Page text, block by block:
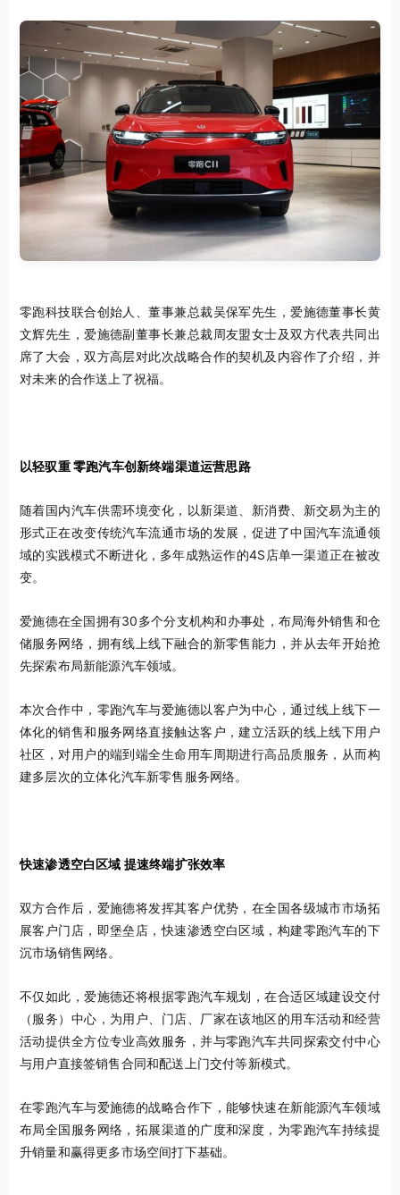
零跑科技联合创始人、董事兼总裁吴保军先生，爱施德董事长黄
文辉先生，爱施德副董事长兼总裁周友盟女士及双方代表共同出
席了大会，双方高层对此次战略合作的契机及内容作了介绍，并
对未来的合作送上了祝福。
以轻驭重 零跑汽车创新终端渠道运营思路
随着国内汽车供需环境变化，以新渠道、新消费、新交易为主的
形式正在改变传统汽车流通市场的发展，促进了中国汽车流通领
域的实践模式不断进化，多年成熟运作的4S店单一渠道正在被改
变。
爱施德在全国拥有30多个分支机构和办事处，布局海外销售和仓
储服务网络，拥有线上线下融合的新零售能力，并从去年开始抢
先探索布局新能源汽车领域。
本次合作中，零跑汽车与爱施德以客户为中心，通过线上线下一
体化的销售和服务网络直接触达客户，建立活跃的线上线下用户
社区，对用户的端到端全生命用车周期进行高品质服务，从而构
建多层次的立体化汽车新零售服务网络。
快速渗透空白区域 提速终端扩张效率
双方合作后，爱施德将发挥其客户优势，在全国各级城市市场拓
展客户门店，即堡垒店，快速渗透空白区域，构建零跑汽车的下
沉市场销售网络。
不仅如此，爱施德还将根据零跑汽车规划，在合适区域建设交付
（服务）中心，为用户、门店、厂家在该地区的用车活动和经营
活动提供全方位专业高效服务，并与零跑汽车共同探索交付中心
与用户直接签销售合同和配送上门交付等新模式。
在零跑汽车与爱施德的战略合作下，能够快速在新能源汽车领域
布局全国服务网络，拓展渠道的广度和深度，为零跑汽车持续提
升销量和赢得更多市场空间打下基础。